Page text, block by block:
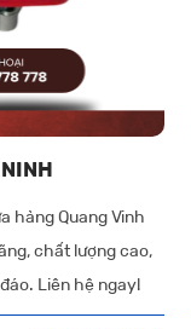
hàng Quang Vinh
chất lượng cao,
Liên hệ ngay!